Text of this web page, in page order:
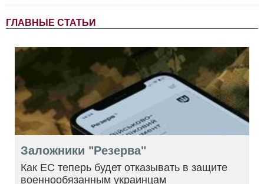
ГЛАВНЫЕ СТАТЬИ
Заложники "Резерва"
Как ЕС теперь будет отказывать в защите
военнообязанным украинцам